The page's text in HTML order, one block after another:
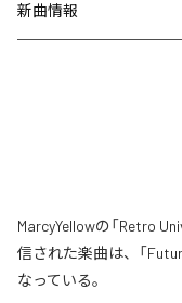
新曲情報
MarcyYellowの「Retro
信された楽曲は、「
なっている。